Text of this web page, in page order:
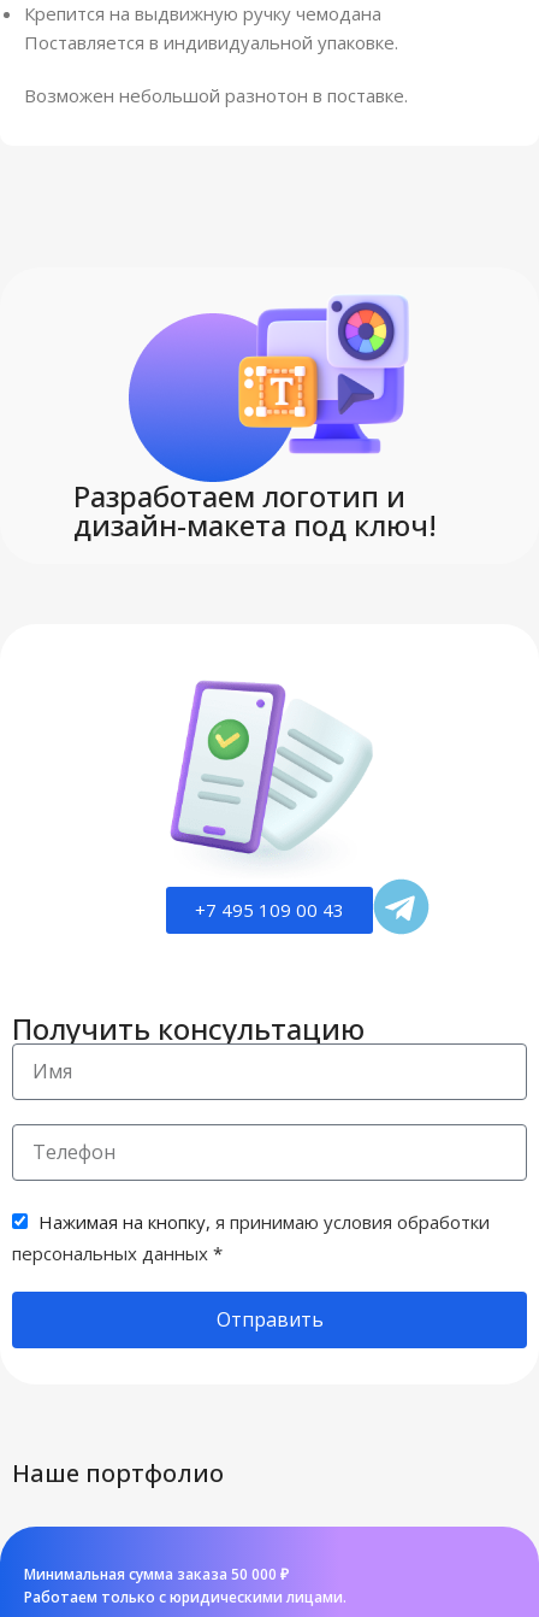
Крепится на выдвижную ручку чемодана
Поставляется в индивидуальной упаковке.
Возможен небольшой разнотон в поставке.
Разработаем логотип и
дизайн-макета под ключ!
+7 495 109 00 43
Получить консультацию
Нажимая на кнопку, я принимаю условия обработки
персональных данных *
Отправить
Наше портфолио
Минимальная сумма заказа 50 000 ₽
Работаем только с юридическими лицами.